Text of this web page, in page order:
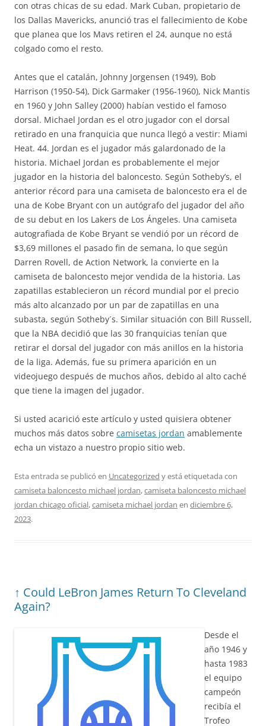
con otras chicas de su edad. Mark Cuban, propietario de
los Dallas Mavericks, anunció tras el fallecimiento de Kobe
que planea que los Mavs retiren el 24, aunque no está
colgado como el resto.
Antes que el catalán, Johnny Jorgensen (1949), Bob
Harrison (1950-54), Dick Garmaker (1956-1960), Nick Mantis
en 1960 y John Salley (2000) habían vestido el famoso
dorsal. Michael Jordan es el otro jugador con el dorsal
retirado en una franquicia que nunca llegó a vestir: Miami
Heat. 44. Jordan es el jugador más galardonado de la
historia. Michael Jordan es probablemente el mejor
jugador en la historia del baloncesto. Según Sotheby’s, el
anterior récord para una camiseta de baloncesto era el de
una de Kobe Bryant con un autógrafo del jugador del año
de su debut en los Lakers de Los Ángeles. Una camiseta
autografiada de Kobe Bryant se vendió por un récord de
$3,69 millones el pasado fin de semana, lo que según
Darren Rovell, de Action Network, la convierte en la
camiseta de baloncesto mejor vendida de la historia. Las
zapatillas establecieron un récord mundial por el precio
más alto alcanzado por un par de zapatillas en una
subasta, según Sotheby´s. Similar situación con Bill Russell,
que la NBA decidió que las 30 franquicias tenían que
retirar el dorsal del jugador con más anillos en la historia
de la liga. Además, fue su primera aparición en un
videojuego después de muchos años, debido al alto caché
que tiene la imagen del jugador.
Si usted acarició este artículo y usted quisiera obtener
muchos más datos sobre camisetas jordan amablemente
echa un vistazo a nuestro propio sitio web.
Esta entrada se publicó en Uncategorized y está etiquetada con
camiseta baloncesto michael jordan,camiseta baloncesto michael
jordan chicago oficial,camiseta michael jordan en diciembre 6,
2023.
↑ Could LeBron James Return To Cleveland
Again?
Desde el
año 1946 y
hasta 1983
el equipo
campeón
recibía el
Trofeo